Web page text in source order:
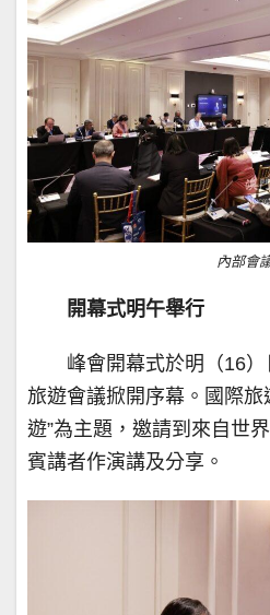
內部會
開幕式明午舉行
峰會開幕式於明（16
旅遊會議掀開序幕。國際旅
遊”為主題，邀請到來自世
賓講者作演講及分享。